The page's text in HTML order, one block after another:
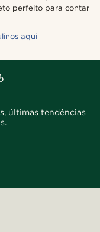
perfeito para contar
aqui
últimas tendências